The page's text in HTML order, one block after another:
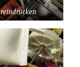
reindrücken